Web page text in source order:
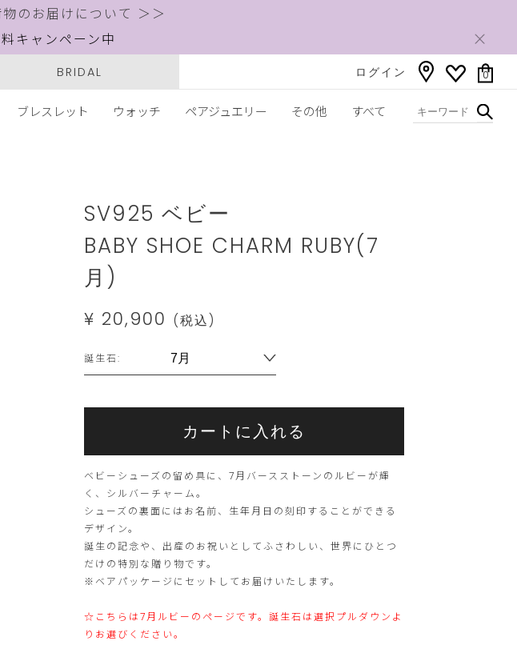
のお届けについて ＞＞
キャンペーン中
BRIDAL ログイン 0
ブレスレット ウォッチ ペアジュエリー その他 すべて
jewelry.com/2SC0775.html
SV925 ベビー
BABY SHOE CHARM RUBY(7
月)
¥ 20,900 (税込)
誕生石:
Add
Product
こ
ち
ら
商
品
15
個
こ
の
商
は
現
ご
購
カートに入れる
ベビーシューズの留め具に、7月バースストーンのルビーが輝
く、シルバーチャーム。
シューズの裏面にはお名前、生年月日の刻印することができる
デザイン。
誕生の記念や、出産のお祝いとしてふさわしい、世界にひとつ
だけの特別な贈り物です。
※ベアパッケージにセットしてお届けいたします。
☆こちらは7月ルビーのページです。誕生石は選択プルダウンよ
りお選びください。